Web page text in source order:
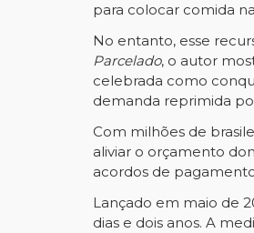
para colocar comida
No entanto, esse
Parcelado, o autor
celebrada como
demanda reprimida
Com milhões de
aliviar o orçamento
acordos de
Lançado em maio de
dias e dois anos. A